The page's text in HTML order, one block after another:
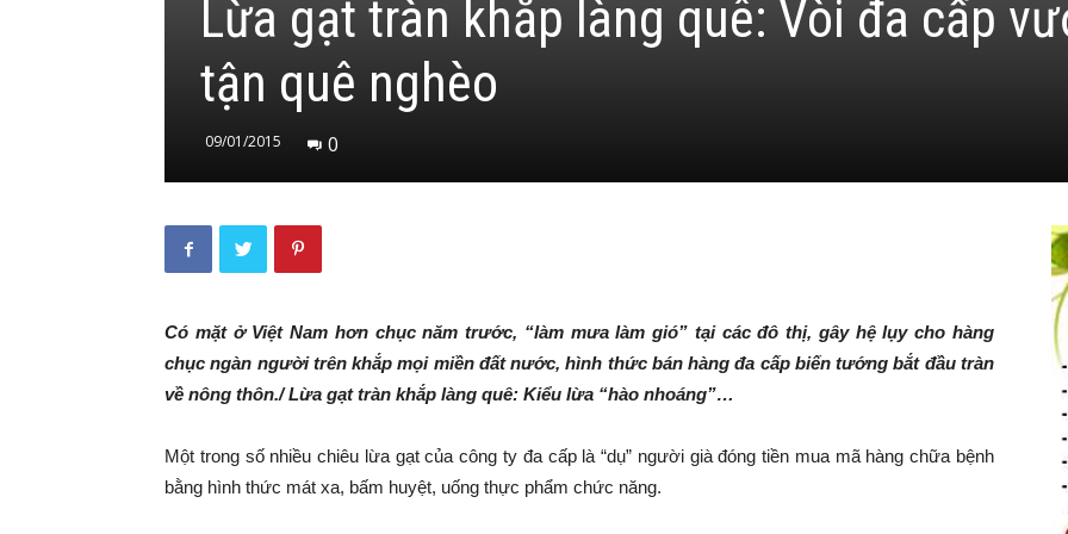
Lừa gạt tràn khắp làng quê: Vòi đa cấp
tận quê nghèo
09/01/2015 0
Có mặt ở Việt Nam hơn chục năm trước, “làm mưa làm gió” tại các đô thị, gây hệ lụy cho hàng
chục ngàn người trên khắp mọi miền đất nước, hình thức bán hàng đa cấp biến tướng bắt đầu tràn
về nông thôn./ Lừa gạt tràn khắp làng quê: Kiểu lừa “hào nhoáng”…
Một trong số nhiều chiêu lừa gạt của công ty đa cấp là “dụ” người già đóng tiền mua mã hàng chữa bệnh
bằng hình thức mát xa, bấm huyệt, uống thực phẩm chức năng.